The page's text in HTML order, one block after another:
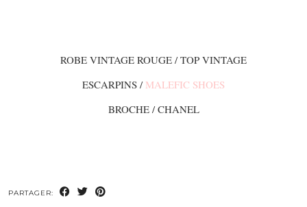
ROBE VINTAGE ROUGE / TOP VINTAGE
ESCARPINS / MALEFIC SHOES
BROCHE / CHANEL
PARTAGER: